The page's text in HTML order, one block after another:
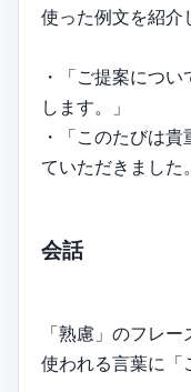
使った例文を紹介
・「ご提案につ
します。」
・「このたびは
ていただきました
会話
「熟慮」のフレ
使われる言葉に「